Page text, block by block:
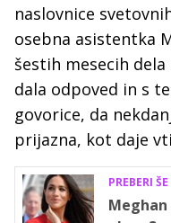
naslovnice
osebna asistentka
šestih mesecih
dala odpoved in s
govorice, da
prijazna, kot daje
PREBERI ŠE